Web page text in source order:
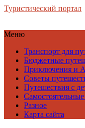
Туристический портал
Меню
Транспорт для
Бюджетные
Приключения и
Советы
Путешествия с
Разное
Карта сайта